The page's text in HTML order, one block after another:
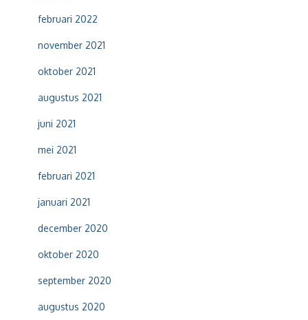
februari 2022
november 2021
oktober 2021
augustus 2021
juni 2021
mei 2021
februari 2021
januari 2021
december 2020
oktober 2020
september 2020
augustus 2020